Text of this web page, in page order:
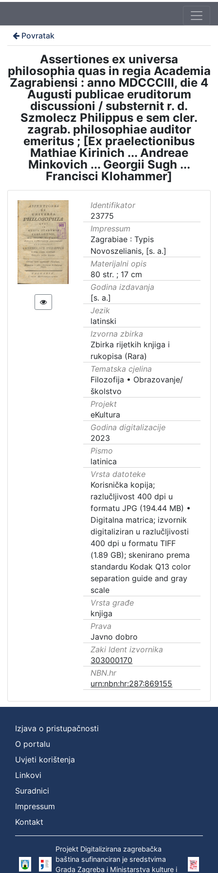
Povratak
Assertiones ex universa
philosophia quas in regia Academia
Zagrabiensi : anno MDCCCIII, die 4
Augusti publicae eruditorum
discussioni / substernit r. d.
Szmolecz Philippus e sem cler.
zagrab. philosophiae auditor
emeritus ; [Ex praelectionibus
Mathiae Kirinich ... Andreae
Minkovich ... Georgii Sugh ...
Francisci Klohammer]
Identifikator
23775
Impressum
Zagrabiae : Typis
Novoszelianis, [s. a.]
Materijalni opis
80 str. ; 17 cm
Godina izdavanja
[s. a.]
Jezik
latinski
Izvorna zbirka
Zbirka rijetkih knjiga i
rukopisa (Rara)
Tematska cjelina
Filozofija • Obrazovanje/
školstvo
Projekt
eKultura
Godina digitalizacije
2023
Pismo
latinica
Vrsta datoteke
Korisnička kopija;
razlučljivost 400 dpi u
formatu JPG (194.44 MB) •
Digitalna matrica; izvornik
digitaliziran u razlučljivosti
400 dpi u formatu TIFF
(1.89 GB); skenirano prema
standardu Kodak Q13 color
separation guide and gray
scale
Vrsta građe
knjiga
Prava
Javno dobro
Zaki Ident izvornika
303000170
NBN.hr
urn:nbn:hr:287:869155
Izjava o pristupačnosti
O portalu
Uvjeti korištenja
Linkovi
Suradnici
Impressum
Kontakt
Projekt Digitalizirana zagrebačka
baština sufinanciran je sredstvima
Grada Zagreba i Ministarstva kulture i